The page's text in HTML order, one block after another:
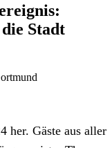
Stadt
her. Gäste aus aller